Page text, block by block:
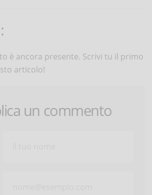
è ancora presente. Scrivi tu il primo
articolo!
un commento